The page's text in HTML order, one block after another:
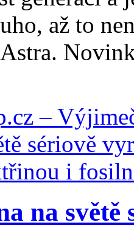
až to
na světě